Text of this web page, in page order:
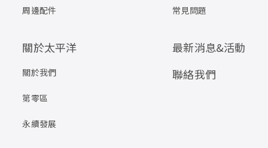
周邊配件 常見問題
關於太平洋
關於我們
第零區
永續發展
最新消息&活動
聯絡我們